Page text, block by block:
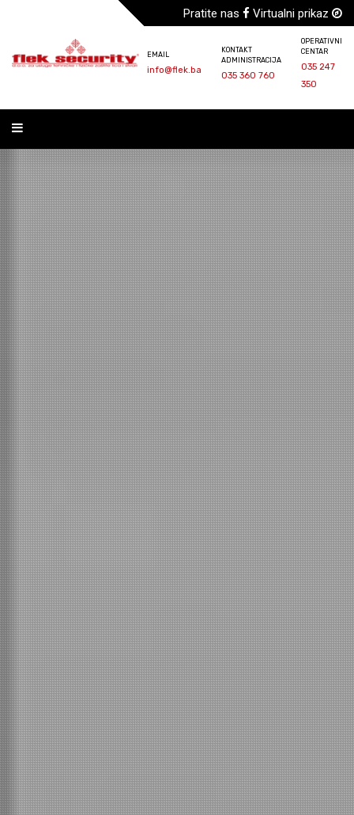
Pratite nas Virtualni prikaz
EMAIL
info@flek.ba
KONTAKT
ADMINISTRACIJA
035 360 760
OPERATIVNI
CENTAR
035 247
350